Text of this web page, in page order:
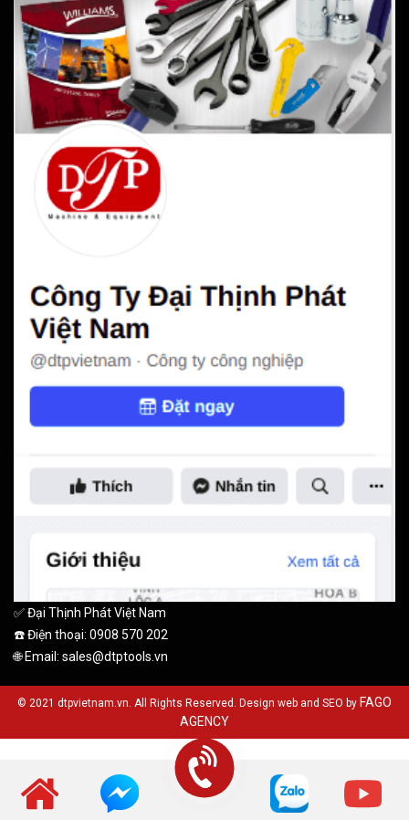
✅ Đại Thịnh Phát Việt Nam
☎️ Điện thoại: 0908 570 202
🌐 Email: sales@dtptools.vn
© 2021 dtpvietnam.vn. All Rights Reserved. Design web and SEO by FAGO
AGENCY